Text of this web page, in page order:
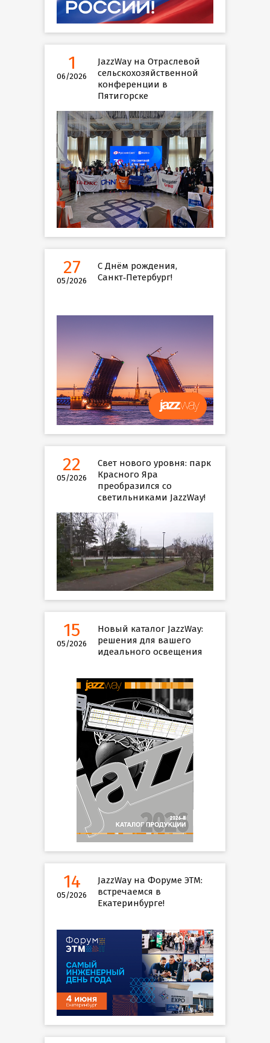
1
06/2026
JazzWay на Отраслевой
сельскохозяйственной
конференции в
Пятигорске
27
05/2026
С Днём рождения,
Санкт‑Петербург!
22
05/2026
Свет нового уровня: парк
Красного Яра
преобразился со
светильниками JazzWay!
15
05/2026
Новый каталог JazzWay:
решения для вашего
идеального освещения
14
05/2026
JazzWay на Форуме ЭТМ:
встречаемся в
Екатеринбурге!